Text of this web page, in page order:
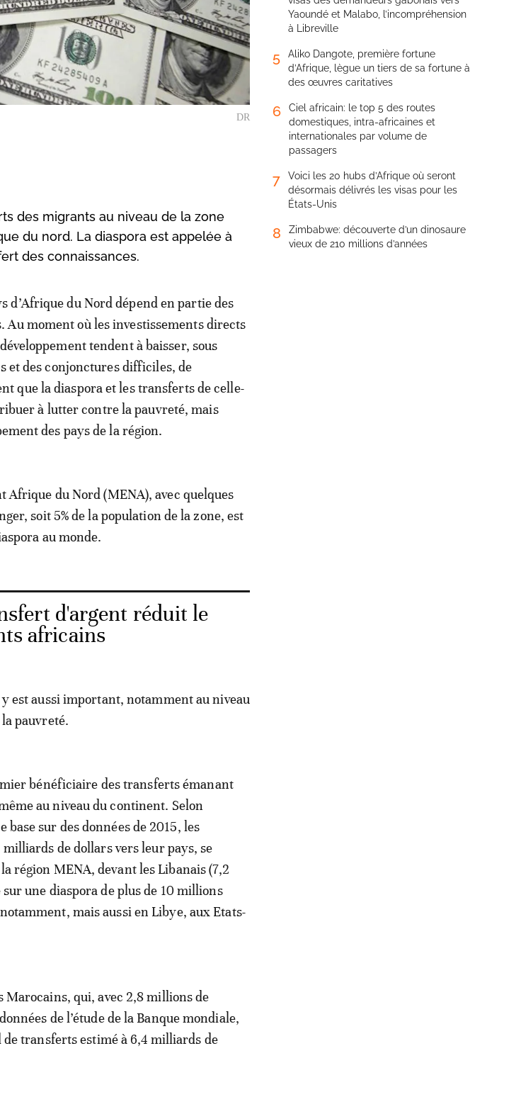
DR
des migrants au niveau de la zone
du nord. La diaspora est appelée à
des connaissances.
d’Afrique du Nord dépend en partie des
moment où les investissements directs
tendent à baisser, sous
et des conjonctures difficiles, de
que la diaspora et les transferts de celle-
à lutter contre la pauvreté, mais
des pays de la région.
du Nord (MENA), avec quelques
soit 5% de la population de la zone, est
au monde.
d'argent réduit le
africains
est aussi important, notamment au niveau
pauvreté.
bénéficiaire des transferts émanant
au niveau du continent. Selon
base sur des données de 2015, les
de dollars vers leur pays, se
région MENA, devant les Libanais (7,2
une diaspora de plus de 10 millions
mais aussi en Libye, aux Etats-
qui, avec 2,8 millions de
de l’étude de la Banque mondiale,
de transferts estimé à 6,4 milliards de
Yaoundé et Malabo, l’incompréhension
à Libreville
5
Aliko Dangote, première fortune
d’Afrique, lègue un tiers de sa fortune à
des œuvres caritatives
6
Ciel africain: le top 5 des routes
domestiques, intra-africaines et
internationales par volume de
passagers
7
Voici les 20 hubs d’Afrique où seront
désormais délivrés les visas pour les
États-Unis
8
Zimbabwe: découverte d’un dinosaure
vieux de 210 millions d’années